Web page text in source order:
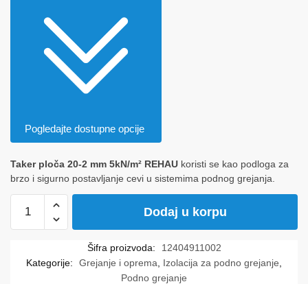
Pogledajte dostupne opcije
Taker ploča 20-2 mm 5kN/m² REHAU koristi se kao podloga za
brzo i sigurno postavljanje cevi u sistemima podnog grejanja.
ploča
mm
Dodaj u korpu
Šifra proizvoda:
12404911002
Kategorije:
Grejanje i oprema Izolacija za podno grejanje
Podno grejanje